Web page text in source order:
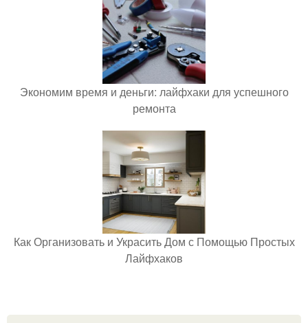
Экономим время и деньги: лайфхаки для успешного
ремонта
Как Организовать и Украсить Дом с Помощью Простых
Лайфхаков